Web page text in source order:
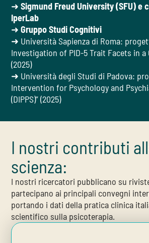
➜Sigmund Freud University (SFU) e
IperLab
➜Gruppo Studi Cognitivi
➜ Università Sapienza di Roma:
Investigation of PID-5 Trait Facets in a
(2025)
➜ Università degli Studi di Padova:
Intervention for Psychology and
(DIPPS)” (2025)
I nostri contributi
scienza:
I nostri ricercatori pubblicano su
partecipano ai principali convegni
portando i dati della pratica clinica
scientifico sulla psicoterapia.